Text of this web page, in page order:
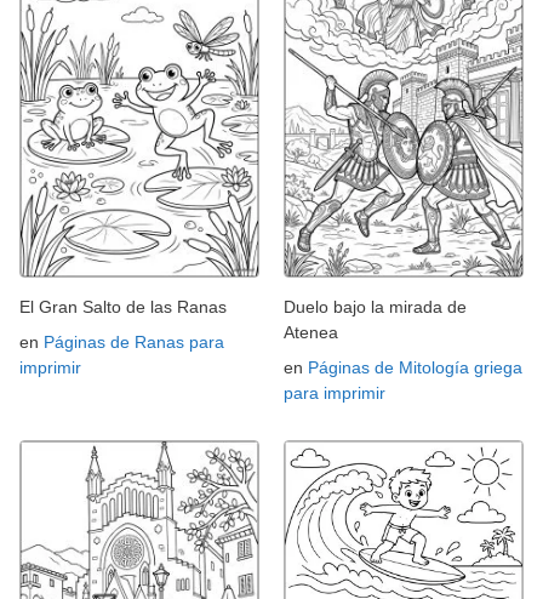
El Gran Salto de las Ranas
en Páginas de Ranas para
imprimir
Duelo bajo la mirada de
Atenea
en Páginas de Mitología griega
para imprimir